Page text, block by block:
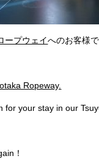
ープウェイへのお客様で
Ropeway.
for your stay in our
！